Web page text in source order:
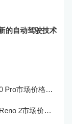
的自动驾驶技术
忠机者手机专卖平台：二手华为P20 Pro市场价格持续波动
忠机者手机专卖平台：二手OPPO Reno 2市场价格相对稳定